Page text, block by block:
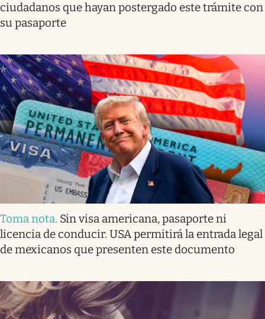
ciudadanos que hayan postergado este trámite con
su pasaporte
Toma nota. Sin visa americana, pasaporte ni
licencia de conducir. USA permitirá la entrada legal
de mexicanos que presenten este documento